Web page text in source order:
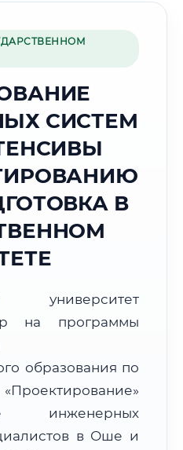
ОШ
г.
☀️ +23°C, Ясно
+996 (3222)
714000–714025
СИСТЕМ
В
университет
на программы
образования по
инженерных
в Оше и